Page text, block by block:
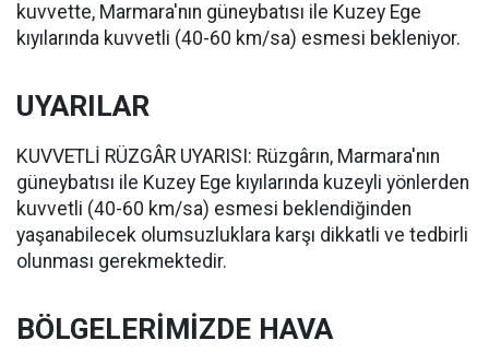
kuvvette, Marmara'nın güneybatısı ile Kuzey Ege
kıyılarında kuvvetli (40-60 km/sa) esmesi bekleniyor.
UYARILAR
KUVVETLİ RÜZGÂR UYARISI: Rüzgârın, Marmara'nın
güneybatısı ile Kuzey Ege kıyılarında kuzeyli yönlerden
kuvvetli (40-60 km/sa) esmesi beklendiğinden
yaşanabilecek olumsuzluklara karşı dikkatli ve tedbirli
olunması gerekmektedir.
BÖLGELERİMİZDE HAVA